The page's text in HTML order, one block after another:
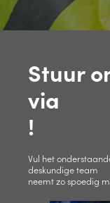
Stuur
via
!
Vul het
deskundige team
neemt zo spoedig